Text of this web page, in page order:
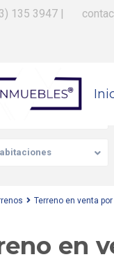
135 3947 |
Propiedad
Terreno en venta por
en